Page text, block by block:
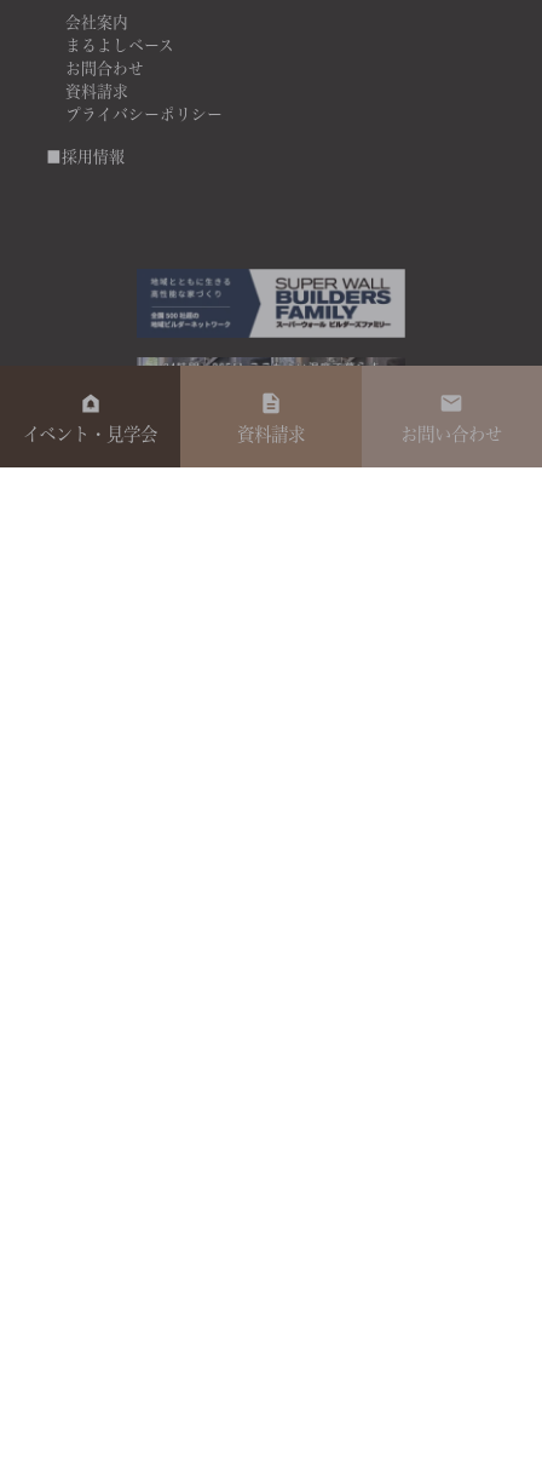
会社案内
まるよしベース
お問合わせ
資料請求
プライバシーポリシー
■採用情報
イベント・見学会 資料請求 お問い合わせ